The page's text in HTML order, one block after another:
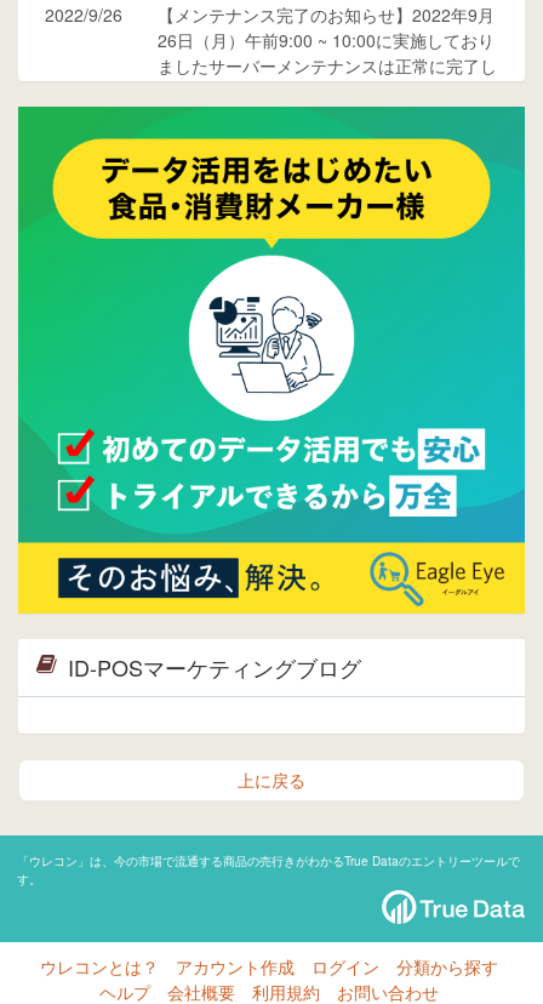
2022/9/26
【メンテナンス完了のお知らせ】2022年9月
26日（月）午前9:00 ~ 10:00に実施しており
ましたサーバーメンテナンスは正常に完了し
ご覧ください。
2015/10/19
ウレコンのサイト機能を大幅バージョンアッ
プ。詳細はこちら。⇒告知ページへ
2015/09/28
ウレコンが機能拡充し、サイトリニューアル
しました。⇒
ウレコンFacebook
Facebookページを開設しました。詳細は
ら。
ウレコンサイトリリースしました。
ID-POSマーケティングブログ
上に戻る
「ウレコン」は、今の市場で流通する商品の売行きがわかるTrue Dataのエントリーツールで
す。
ウレコンとは？ アカウント作成 ログイン
分類から探す
ヘルプ
会社概要 利用規約 お問い合わせ